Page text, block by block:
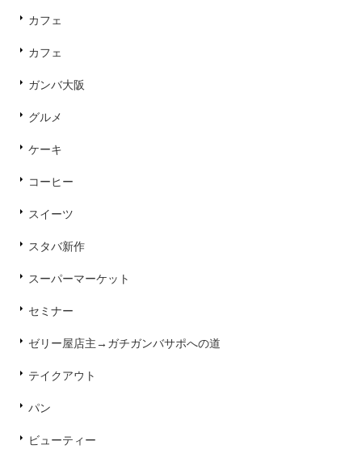
カフェ
カフェ
ガンバ大阪
グルメ
ケーキ
コーヒー
スイーツ
スタバ新作
スーパーマーケット
セミナー
ゼリー屋店主→ガチガンバサポへの道
テイクアウト
パン
ビューティー